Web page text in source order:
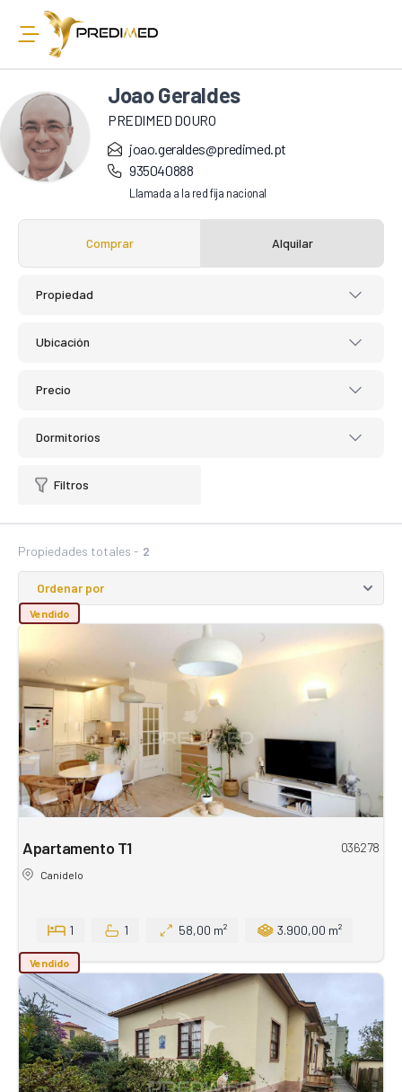
Joao Geraldes
PREDIMED DOURO
joao.geraldes@predimed.pt
935040888
Llamada a la red fija nacional
Comprar Alquilar
Propiedad
Ubicación
Precio
Dormitorios
Filtros
Propiedades totales - 2
Vendido
Apartamento T1 036278
Canidelo
1 1 58,00 m² 3.900,00 m²
Vendido